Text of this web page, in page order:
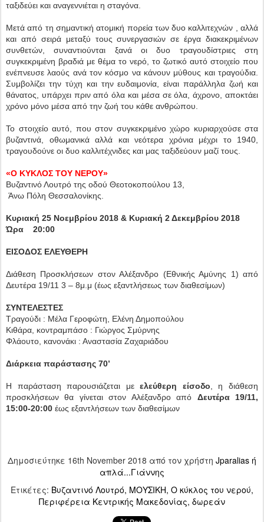
ταξιδεύει και αναγεννιέται η σταγόνα.
Μετά από τη σημαντική ατομική πορεία των δυο καλλιτεχνών , αλλά
και από σειρά μεταξύ τους συνεργασιών σε έργα διακεκριμένων
συνθετών, συναντιούνται ξανά οι δυο τραγουδίστριες στη
συγκεκριμένη βραδιά με θέμα το νερό, το ζωτικό αυτό στοιχείο που
ενέπνευσε λαούς ανά τον κόσμο να κάνουν μύθους και τραγούδια.
Συμβολίζει την τύχη και την ευδαιμονία, είναι παράλληλα ζωή και
θάνατος, υπάρχει πριν από όλα και μέσα σε όλα, άχρονο, αποκτάει
χρόνο μόνο μέσα από την ζωή του κάθε ανθρώπου.
Το στοιχείο αυτό, που στον συγκεκριμένο χώρο κυριαρχούσε στα
βυζαντινά, οθωμανικά αλλά και νεότερα χρόνια μέχρι το 1940,
τραγουδούνε οι δυο καλλιτέχνιδες και μας ταξιδεύουν μαζί τους.
«O ΚΥΚΛΟΣ ΤΟΥ ΝΕΡΟΥ»
Βυζαντινό Λουτρό της οδού Θεοτοκοπούλου 13,
Άνω Πόλη Θεσσαλονίκης.
Κυριακή 25 Νοεμβρίου 2018 & Κυριακή 2 Δεκεμβρίου 2018
Ώρα 20:00
ΕΙΣΟΔΟΣ ΕΛΕΥΘΕΡΗ
Διάθεση Προσκλήσεων στον Αλέξανδρο (Εθνικής Αμύνης 1) από
Δευτέρα 19/11 3 – 8μ.μ (έως εξαντλήσεως των διαθεσίμων)
ΣΥΝΤΕΛΕΣΤΕΣ
Τραγούδι : Μέλα Γεροφώτη, Ελένη Δημοπούλου
Κιθάρα, κοντραμπάσο : Γιώργος Σμύρνης
Φλάουτο, κανονάκι : Αναστασία Ζαχαριάδου
Διάρκεια παράστασης 70’
Η παράσταση παρουσιάζεται μεελεύθερη είσοδο, η διάθεση
προσκλήσεων θα γίνεται στον Αλέξανδρο από Δευτέρα 19/11,
15:00-20:00 έως εξαντλήσεων των διαθεσίμων
Δημοσιεύτηκε 16th November 2018 από τον χρήστη Jparalias ή
απλά...Γιάννης
Ετικέτες: Βυζαντινό Λουτρό ΜΟΥΣΙΚΗ Ο κύκλος του νερού
Περιφέρεια Κεντρικής Μακεδονίας δωρεάν